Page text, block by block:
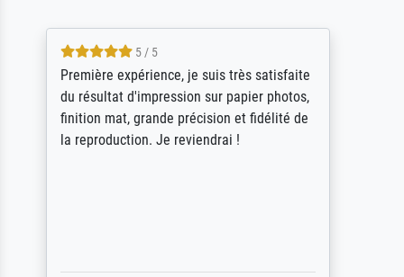
4.5 / 5
ik beoordeel Meisterdrucke zeer positief.
Door de 69505 beschikbare kunstenaars
scrollen is echter onbegonnen werk (na
stoppen begint het weer van voor af aan).